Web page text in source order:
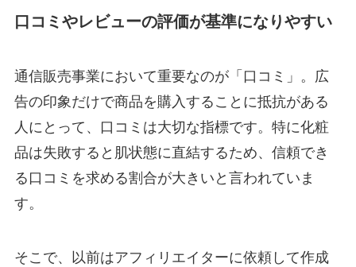
口コミやレビューの評価が基準になりやすい
通信販売事業において重要なのが「口コミ」。広
告の印象だけで商品を購入することに抵抗がある
人にとって、口コミは大切な指標です。特に化粧
品は失敗すると肌状態に直結するため、信頼でき
る口コミを求める割合が大きいと言われていま
す。
そこで、以前はアフィリエイターに依頼して作成